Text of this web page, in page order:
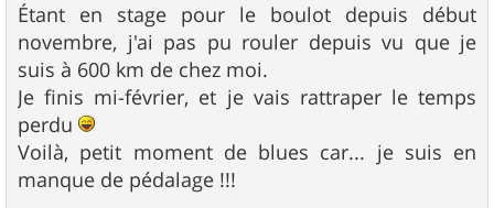
s
s
a
g
e
Étant en stage pour le boulot depuis début
novembre, j'ai pas pu rouler depuis vu que je
suis à 600 km de chez moi.
Je finis mi-février, et je vais rattraper le temps
perdu
Voilà, petit moment de blues car... je suis en
manque de pédalage !!!